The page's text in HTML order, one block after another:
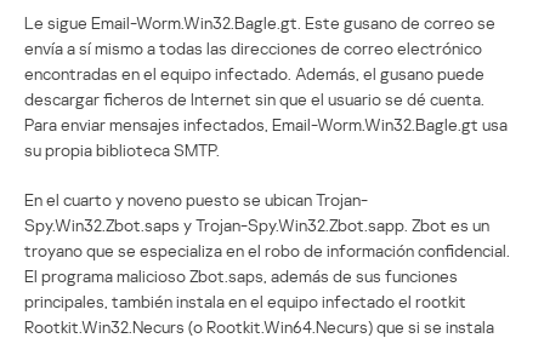
Le sigue Email-Worm.Win32.Bagle.gt. Este gusano de correo se
envía a sí mismo a todas las direcciones de correo electrónico
encontradas en el equipo infectado. Además, el gusano puede
descargar ficheros de Internet sin que el usuario se dé cuenta.
Para enviar mensajes infectados, Email-Worm.Win32.Bagle.gt usa
su propia biblioteca SMTP.
En el cuarto y noveno puesto se ubican Trojan-
Spy.Win32.Zbot.saps y Trojan-Spy.Win32.Zbot.sapp. Zbot es un
troyano que se especializa en el robo de información confidencial.
El programa malicioso Zbot.saps, además de sus funciones
principales, también instala en el equipo infectado el rootkit
Rootkit.Win32.Necurs (o Rootkit.Win64.Necurs) que si se instala